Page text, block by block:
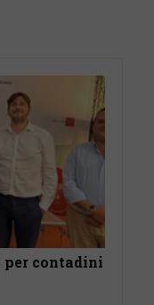
per contadini